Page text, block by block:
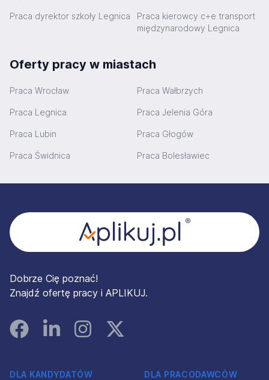
Praca dyrektor szkoły Legnica
Praca kierowcy c+e transport
międzynarodowy Legnica
Oferty pracy w miastach
Praca Wrocław Praca Wałbrzych
Praca Legnica Praca Jelenia Góra
Praca Lubin Praca Głogów
Praca Świdnica Praca Bolesławiec
Dobrze Cię poznać!
Znajdź ofertę pracy i APLIKUJ.
FacebookLinked InInstagramInstagram
DLA KANDYDATÓW DLA PRACODAWCÓW